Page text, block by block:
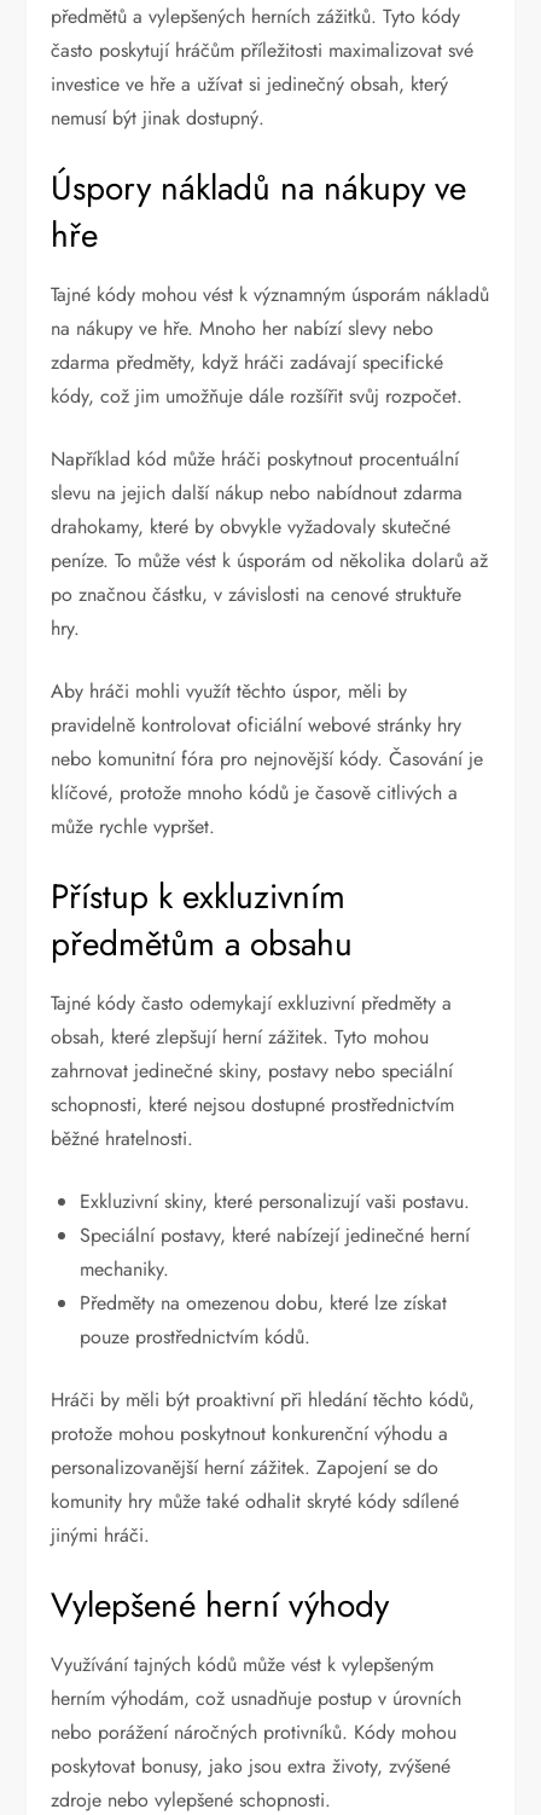
předmětů a vylepšených herních zážitků. Tyto kódy
často poskytují hráčům příležitosti maximalizovat své
investice ve hře a užívat si jedinečný obsah, který
nemusí být jinak dostupný.
Úspory nákladů na nákupy ve
hře
Tajné kódy mohou vést k významným úsporám nákladů
na nákupy ve hře. Mnoho her nabízí slevy nebo
zdarma předměty, když hráči zadávají specifické
kódy, což jim umožňuje dále rozšířit svůj rozpočet.
Například kód může hráči poskytnout procentuální
slevu na jejich další nákup nebo nabídnout zdarma
drahokamy, které by obvykle vyžadovaly skutečné
peníze. To může vést k úsporám od několika dolarů až
po značnou částku, v závislosti na cenové struktuře
hry.
Aby hráči mohli využít těchto úspor, měli by
pravidelně kontrolovat oficiální webové stránky hry
nebo komunitní fóra pro nejnovější kódy. Časování je
klíčové, protože mnoho kódů je časově citlivých a
může rychle vypršet.
Přístup k exkluzivním
předmětům a obsahu
Tajné kódy často odemykají exkluzivní předměty a
obsah, které zlepšují herní zážitek. Tyto mohou
zahrnovat jedinečné skiny, postavy nebo speciální
schopnosti, které nejsou dostupné prostřednictvím
běžné hratelnosti.
Exkluzivní skiny, které personalizují vaši postavu.
Speciální postavy, které nabízejí jedinečné herní
mechaniky.
Předměty na omezenou dobu, které lze získat
pouze prostřednictvím kódů.
Hráči by měli být proaktivní při hledání těchto kódů,
protože mohou poskytnout konkurenční výhodu a
personalizovanější herní zážitek. Zapojení se do
komunity hry může také odhalit skryté kódy sdílené
jinými hráči.
Vylepšené herní výhody
Využívání tajných kódů může vést k vylepšeným
herním výhodám, což usnadňuje postup v úrovních
nebo porážení náročných protivníků. Kódy mohou
poskytovat bonusy, jako jsou extra životy, zvýšené
zdroje nebo vylepšené schopnosti.